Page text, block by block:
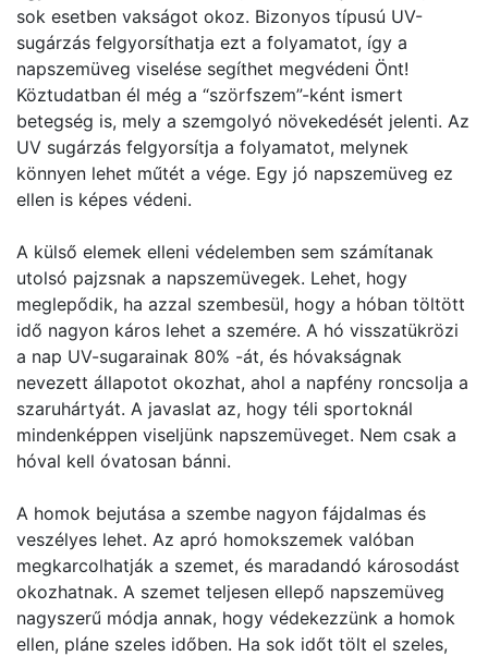
sok esetben vakságot okoz. Bizonyos típusú UV-
sugárzás felgyorsíthatja ezt a folyamatot, így a
napszemüveg viselése segíthet megvédeni Önt!
Köztudatban él még a “szörfszem”-ként ismert
betegség is, mely a szemgolyó növekedését jelenti. Az
UV sugárzás felgyorsítja a folyamatot, melynek
könnyen lehet műtét a vége. Egy jó napszemüveg ez
ellen is képes védeni.
A külső elemek elleni védelemben sem számítanak
utolsó pajzsnak a napszemüvegek. Lehet, hogy
meglepődik, ha azzal szembesül, hogy a hóban töltött
idő nagyon káros lehet a szemére. A hó visszatükrözi
a nap UV-sugarainak 80% -át, és hóvakságnak
nevezett állapotot okozhat, ahol a napfény roncsolja a
szaruhártyát. A javaslat az, hogy téli sportoknál
mindenképpen viseljünk napszemüveget. Nem csak a
hóval kell óvatosan bánni.
A homok bejutása a szembe nagyon fájdalmas és
veszélyes lehet. Az apró homokszemek valóban
megkarcolhatják a szemet, és maradandó károsodást
okozhatnak. A szemet teljesen ellepő napszemüveg
nagyszerű módja annak, hogy védekezzünk a homok
ellen, pláne szeles időben. Ha sok időt tölt el szeles,